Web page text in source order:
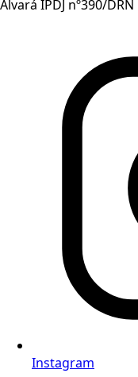
Alvará IPDJ nº390/DRN
Instagram